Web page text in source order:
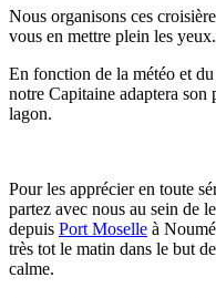
Nous organisons ces
vous en mettre plein les yeux.
En fonction de la météo et
notre Capitaine adaptera
lagon.
Pour les apprécier en toute
partez avec nous au sein de
depuis Port Moselle à
très tot le matin dans le but
calme.